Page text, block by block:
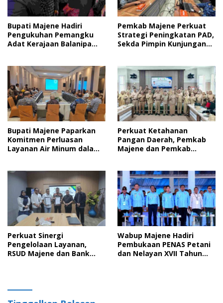
Bupati Majene Hadiri
Pengukuhan Pemangku
Adat Kerajaan Balanipa
Pemkab Majene Perkuat
Strategi Peningkatan PAD,
Sekda Pimpin Kunjungan
Bupati Majene Paparkan
Komitmen Perluasan
Layanan Air Minum dalam
Perkuat Ketahanan
Pangan Daerah, Pemkab
Majene dan Pemkab
Kesepakatan Bersama
Perkuat Sinergi
Pengelolaan Layanan,
RSUD Majene dan Bank
Wabup Majene Hadiri
Pembukaan PENAS Petani
dan Nelayan XVII Tahun